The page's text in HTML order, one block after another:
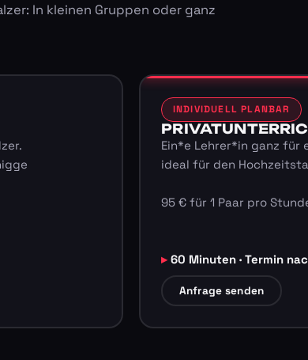
In kleinen Gruppen oder ganz
INDIVIDUELL PLANBAR
Ein*e Lehrer*in ganz für
ideal für den
95 € für 1 Paar pro
60 Minuten · Termin
Anfrage senden